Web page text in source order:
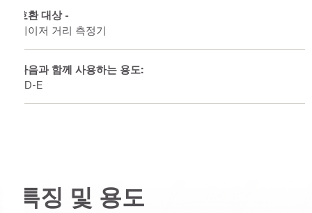
호환 대상 -
레이저 거리 측정기
다음과 함께 사용하는 용도:
PD-E
특징 및 용도